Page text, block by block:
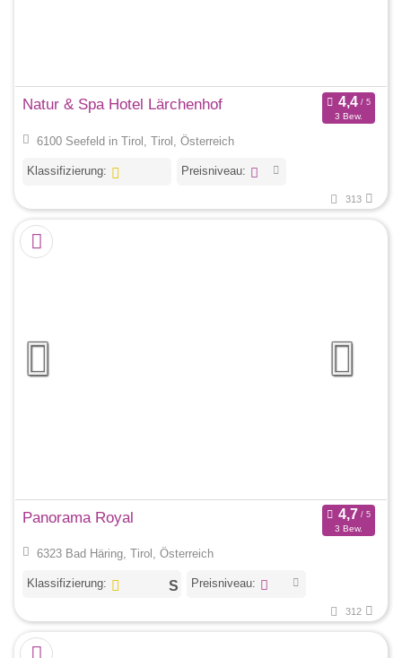
Natur & Spa Hotel Lärchenhof
3 Bew.
6100 Seefeld in Tirol, Tirol, Österreich
Klassifizierung: Preisniveau:
313
Panorama Royal
3 Bew.
6323 Bad Häring, Tirol, Österreich
Klassifizierung: Preisniveau:
312